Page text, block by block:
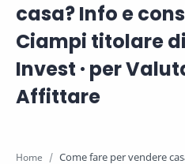
casa? Info e
Ciampi titolare
Invest · per
Affittare
Home